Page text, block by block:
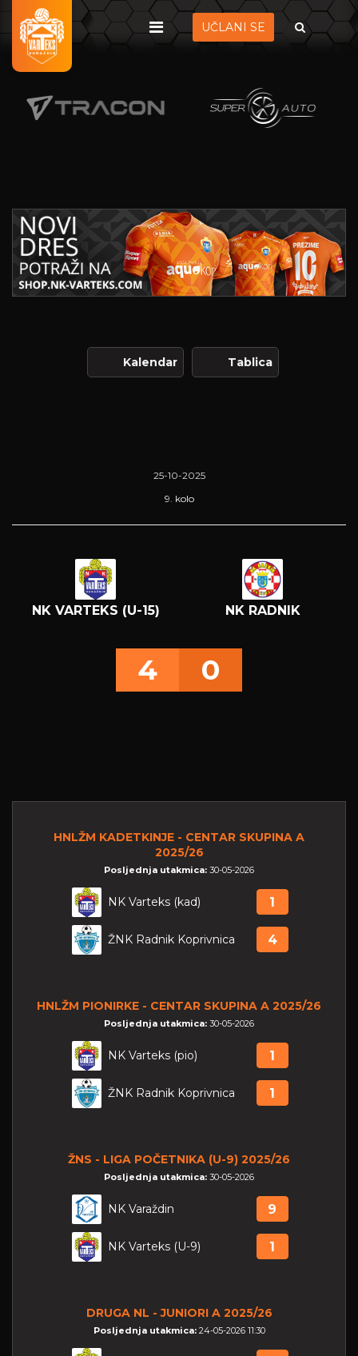
UČLANI SE
Kalendar Tablica
25-10-2025
9. kolo
NK VARTEKS (U-15) NK RADNIK
4 0
HNLŽM KADETKINJE - CENTAR SKUPINA A
2025/26
Posljednja utakmica: 30-05-2026
NK Varteks (kad) 1
ŽNK Radnik Koprivnica 4
HNLŽM PIONIRKE - CENTAR SKUPINA A 2025/26
Posljednja utakmica: 30-05-2026
NK Varteks (pio) 1
ŽNK Radnik Koprivnica 1
ŽNS - LIGA POČETNIKA (U-9) 2025/26
Posljednja utakmica: 30-05-2026
NK Varaždin 9
NK Varteks (U-9) 1
DRUGA NL - JUNIORI A 2025/26
Posljednja utakmica: 24-05-2026 11:30